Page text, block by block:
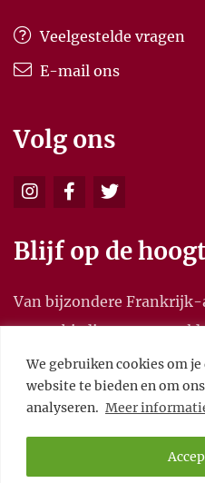
We gebruiken cookies om
website te bieden en om
analyseren. Meer
Veelgestelde vragen
E-mail ons
Volg ons
Blijf op de
Van bijzondere
en aanbiedingen, en meld
nieuwsbrief.